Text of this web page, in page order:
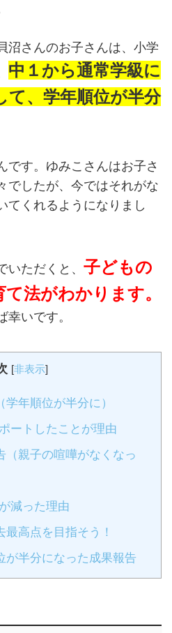
沼さんのお子さんは、小学
中１から通常学級に
て、学年順位が半分
です。ゆみこさんはお子さ
でしたが、今ではそれがな
てくれるようになりまし
ただくと、 子どもの
法がわかります。
いです。
[非表示]
年順位が半分に）
ートしたことが理由
（親子の喧嘩がなくなっ
減った理由
高点を目指そう！
が半分になった成果報告